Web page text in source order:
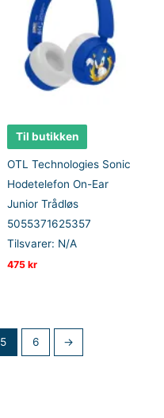
Til butikken
OTL Technologies Sonic
Hodetelefon On-Ear
Junior Trådløs
5055371625357
Tilsvarer: N/A
475kr
5 6 →